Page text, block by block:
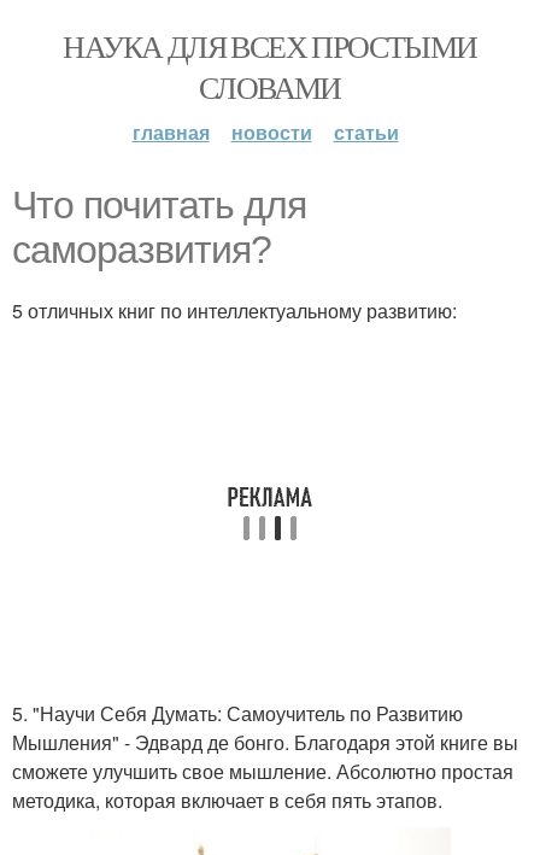
НАУКА ДЛЯ ВСЕХ ПРОСТЫМИ
СЛОВАМИ
главная новости статьи
Что почитать для
саморазвития?
5 отличных книг по интеллектуальному развитию:
5. "Научи Себя Думать: Самоучитель по Развитию
Мышления" - Эдвард де бонго. Благодаря этой книге вы
сможете улучшить свое мышление. Абсолютно простая
методика, которая включает в себя пять этапов.